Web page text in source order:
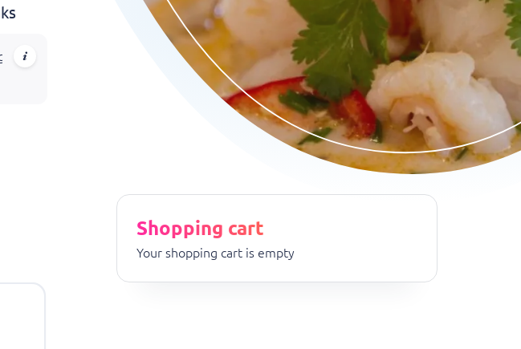
geurige curry’s, frisse salades en Toek’s verrassende specials – allemaal
Shopping cart
Your shopping cart is empty